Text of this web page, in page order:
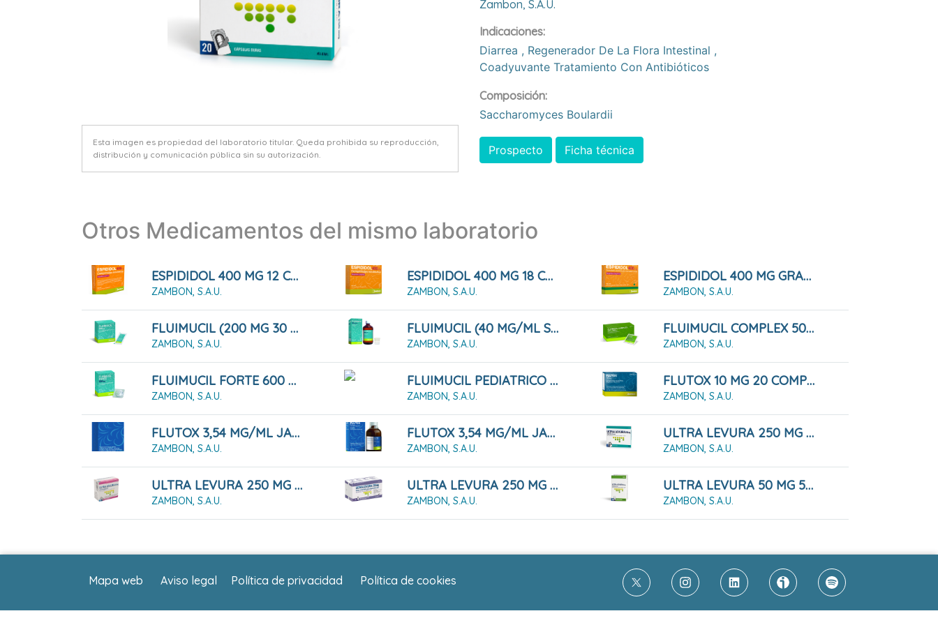
Esta imagen es propiedad del laboratorio titular. Queda prohibida su reproducción,
distribución y comunicación pública sin su autorización.
Zambon, S.a.u.
Indicaciones:
Diarrea , Regenerador De La Flora Intestinal ,
Coadyuvante Tratamiento Con Antibióticos
Composición:
Saccharomyces Boulardii
Prospecto Ficha técnica
Otros Medicamentos del mismo laboratorio
ESPIDIDOL 400 MG 12 COMPRIMIDOS RECUBIERTOS
ZAMBON, S.A.U.
ESPIDIDOL 400 MG 18 COMPRIMIDOS RECUBIERTOS
ZAMBON, S.A.U.
ESPIDIDOL 400 MG GRANULADO PARA SOLUCIÓN ORAL SOBOR MENTA, 20 SOBRES
ZAMBON, S.A.U.
FLUIMUCIL (200 MG 30 SOBRES GRANULADO)
ZAMBON, S.A.U.
FLUIMUCIL (40 MG/ML SOLUCION ORAL 200 ML)
ZAMBON, S.A.U.
FLUIMUCIL COMPLEX 500MG/200MG 12 COMPRIMIDOS EFERVESCENTES
ZAMBON, S.A.U.
FLUIMUCIL FORTE 600 Mg COMPRIMIDOS EFERVESCENTES , 20 Comprimidos
ZAMBON, S.A.U.
FLUIMUCIL PEDIATRICO 20 Mg/ml SOLUCIÓN ORAL 200ml
ZAMBON, S.A.U.
FLUTOX 10 MG 20 COMPRIMIDOS
ZAMBON, S.A.U.
FLUTOX 3,54 MG/ML JARABE 120 ML
ZAMBON, S.A.U.
FLUTOX 3,54 MG/ML JARABE 200 ML
ZAMBON, S.A.U.
ULTRA LEVURA 250 MG 10 CÁPSULAS DURAS
ZAMBON, S.A.U.
ULTRA LEVURA 250 MG POLVO PARA SUSPENSIÓN ORAL, 20 SOBRES
ZAMBON, S.A.U.
ULTRA LEVURA 250 MG POLVO Y DISOLVENTE PARA SUSPENSIÓN ORAL, 10 FRASCOS
ZAMBON, S.A.U.
ULTRA LEVURA 50 MG 50 CÁPSULAS
ZAMBON, S.A.U.
Mapa web Aviso legal Política de privacidad Política de cookies